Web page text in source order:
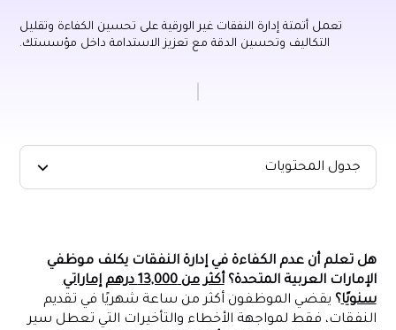
تعمل أتمتة إدارة النفقات غير الورقية على تحسين الكفاءة وتقليل
التكاليف وتحسين الدقة مع تعزيز الاستدامة داخل مؤسستك.
جدول المحتويات
الميزات التكنولوجية للأتمتة غير الورقية
خطوات تنفيذ التشغيل الآلي لإدارة النفقات غير الورقية
التحديات والحلول في اعتماد الأتمتة
هل تعلم أن عدم الكفاءة في إدارة النفقات يكلف موظفي
الإمارات العربية المتحدة؟
أكثر من 13,000 درهم إماراتي
سنويًا؟ يقضي الموظفون أكثر من ساعة شهريًا في تقديم
النفقات، فقط لمواجهة الأخطاء والتأخيرات التي تعطل سير